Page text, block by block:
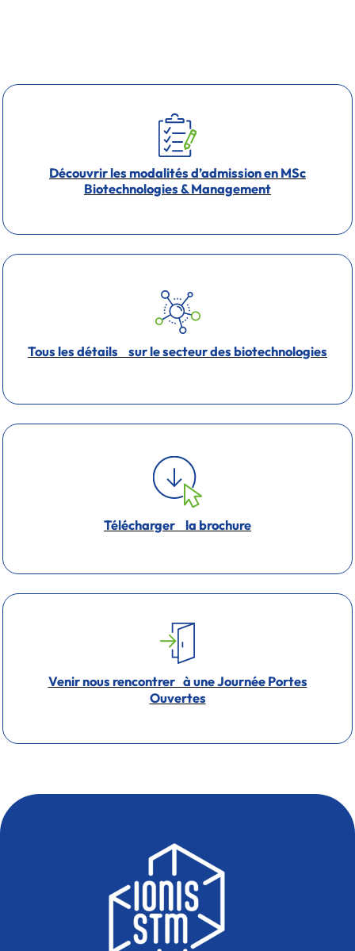
Découvrir les modalités d’admission en MSc
Biotechnologies & Management
Tous les détails sur le secteur des biotechnologies
Télécharger la brochure
Venir nous rencontrer à une Journée Portes
Ouvertes